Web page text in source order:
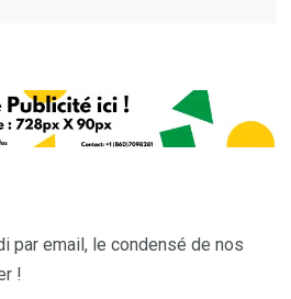
par email, le condensé de nos
!